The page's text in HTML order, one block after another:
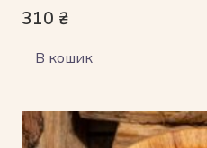
310 ₴
В кошик